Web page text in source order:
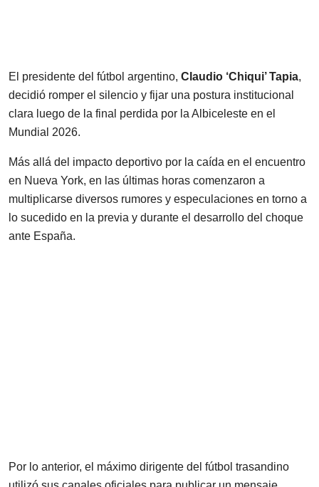
El presidente del fútbol argentino, Claudio ‘Chiqui’ Tapia,
decidió romper el silencio y fijar una postura institucional
clara luego de la final perdida por la Albiceleste en el
Mundial 2026.
Más allá del impacto deportivo por la caída en el encuentro
en Nueva York, en las últimas horas comenzaron a
multiplicarse diversos rumores y especulaciones en torno a
lo sucedido en la previa y durante el desarrollo del choque
ante España.
Por lo anterior, el máximo dirigente del fútbol trasandino